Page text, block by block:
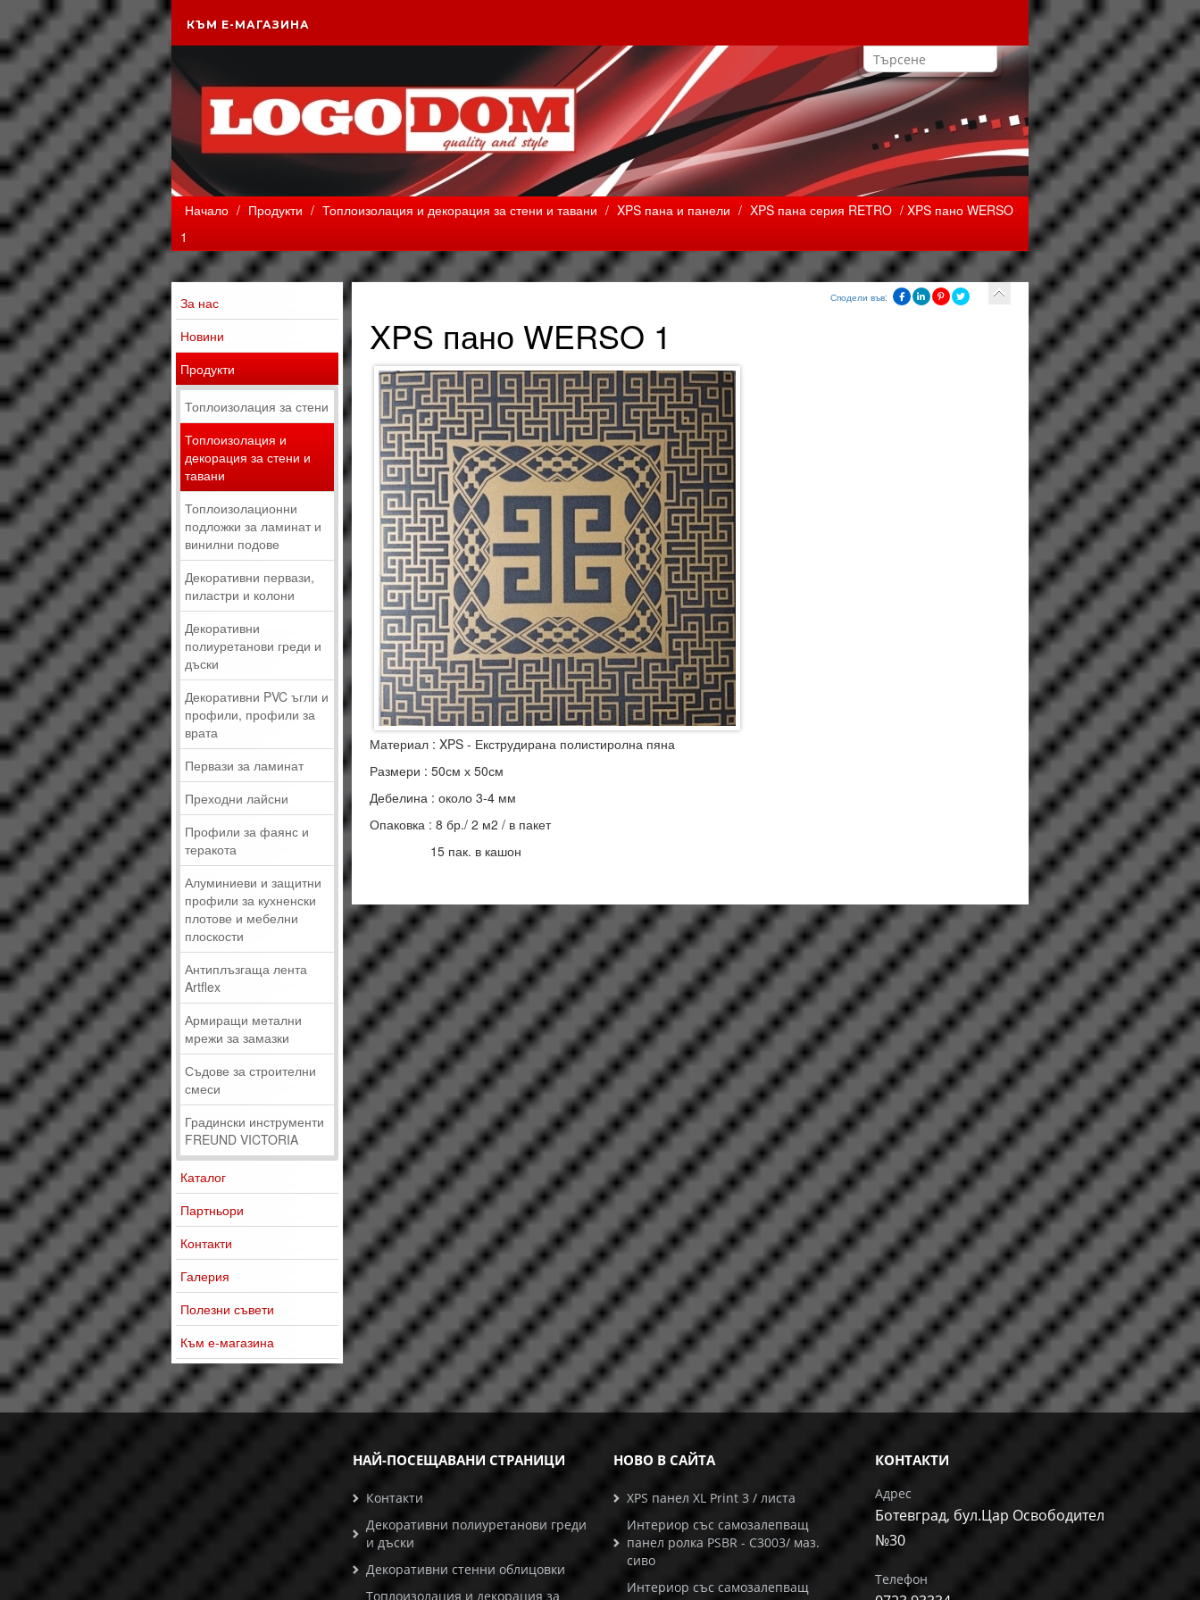
КЪМ Е-МАГАЗИНА
Начало / Продукти / Топлоизолация и декорация за стени и тавани / XPS пана и панели / XPS пана серия RETRO / XPS пано WERSO
1
За нас
Новини
Продукти
Топлоизолация за стени
Топлоизолация и
декорация за стени и
тавани
Топлоизолационни
подложки за ламинат и
винилни подове
Декоративни первази,
пиластри и колони
Декоративни
полиуретанови греди и
дъски
Декоративни PVC ъгли и
профили, профили за
врата
Первази за ламинат
Преходни лайсни
Профили за фаянс и
теракота
Алуминиеви и защитни
профили за кухненски
плотове и мебелни
плоскости
Антиплъзгаща лента
Artflex
Армиращи метални
мрежи за замазки
Съдове за строителни
смеси
Градински инструменти
FREUND VICTORIA
Каталог
Партньори
Контакти
Галерия
Полезни съвети
Към е-магазина
Сподели във:
XPS пано WERSO 1
Материал : XPS - Екструдирана полистиролна пяна
Размери : 50см х 50см
Дебелина : около 3-4 мм
Опаковка : 8 бр./ 2 м2 / в пакет
15 пак. в кашон
НАЙ-ПОСЕЩАВАНИ СТРАНИЦИ
Контакти
Декоративни полиуретанови греди
и дъски
Декоративни стенни облицовки
Топлоизолация и декорация за
НОВО В САЙТА
XPS панел XL Print 3 / листа
Интериор със самозалепващ
панел ролка PSBR - C3003/ маз.
сиво
Интериор със самозалепващ
КОНТАКТИ
Адрес
Ботевград, бул.Цар Освободител
№30
Телефон